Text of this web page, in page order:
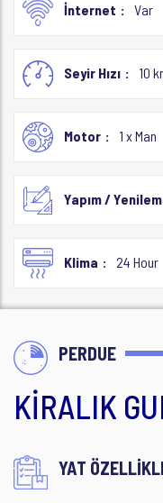
İnternet Var
Seyir Hızı 10
Motor 1 x Man
Yapım /
Klima 24 Hour
PERDUE
KİRALIK
YAT